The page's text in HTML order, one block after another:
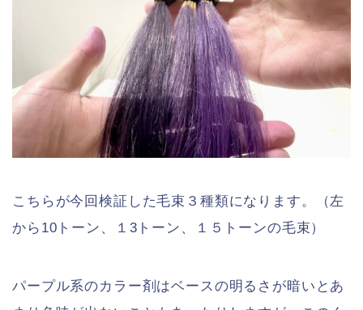
こちらが今回検証した毛束３種類になります。（左
から10トーン、１3トーン、１５トーンの毛束）
パープル系のカラー剤はベースの明るさが暗いとあ